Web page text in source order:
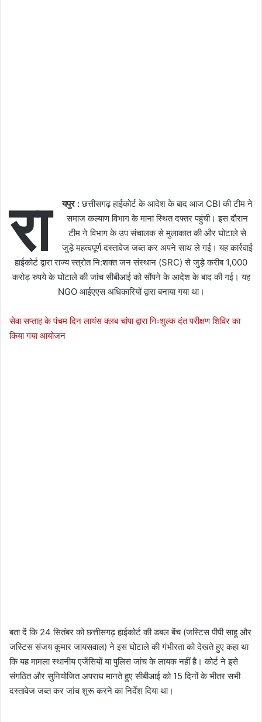
रा यपुर :छत्तीसगढ़ हाईकोर्ट के आदेश के बाद आज CBI की टीम ने
समाज कल्याण विभाग के माना स्थित दफ्तर पहुंची। इस दौरान
टीम ने विभाग के उप संचालक से मुलाकात की और घोटाले से
जुड़े महत्वपूर्ण दस्तावेज जब्त कर अपने साथ ले गई। यह कार्रवाई
हाईकोर्ट द्वारा राज्य स्त्रोत नि:शक्त जन संस्थान (SRC) से जुड़े करीब 1,000
करोड़ रुपये के घोटाले की जांच सीबीआई को सौंपने के आदेश के बाद की गई। यह
NGO आईएएस अधिकारियों द्वारा बनाया गया था।
सेवा सप्ताह के पंचम दिन लायंस क्लब चांपा द्वारा निःशुल्क दंत परीक्षण शिविर का
किया गया आयोजन
बता दें कि 24 सितंबर को छत्तीसगढ़ हाईकोर्ट की डबल बेंच (जस्टिस पीपी साहू और
जस्टिस संजय कुमार जायसवाल) ने इस घोटाले की गंभीरता को देखते हुए कहा था
कि यह मामला स्थानीय एजेंसियों या पुलिस जांच के लायक नहीं है। कोर्ट ने इसे
संगठित और सुनियोजित अपराध मानते हुए सीबीआई को 15 दिनों के भीतर सभी
दस्तावेज जब्त कर जांच शुरू करने का निर्देश दिया था।